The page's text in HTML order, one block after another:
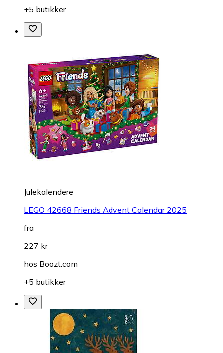
+5 butikker
Julekalendere
LEGO 42668 Friends Advent Calendar 2025
fra
227 kr
hos Boozt.com
+5 butikker